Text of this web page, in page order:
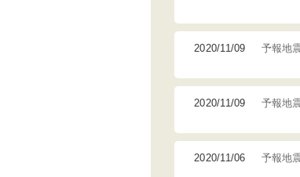
2020/11/09 予報地
2020/11/09 予報地
2020/11/06 予報地